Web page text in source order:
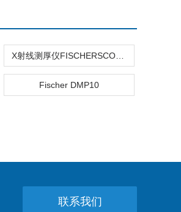
Fischer DMP10
联系我们